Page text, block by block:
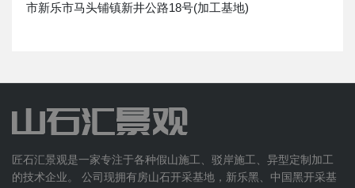
市新乐市马头铺镇新井公路18号(加工基地)
匠石汇景观是一家专注于各种假山施工、驳岸施工、异型定制加工
的技术企业。 公司现拥有房山石开采基地，新乐黑、中国黑开采基